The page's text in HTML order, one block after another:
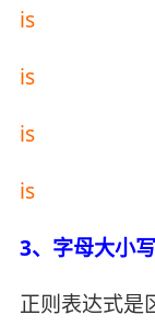
is
is
is
is
3、字母大小
正则表达式是